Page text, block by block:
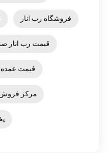
فروشگاه رب انار
قیمت رب انار
قیمت عمده
مرکز فروش